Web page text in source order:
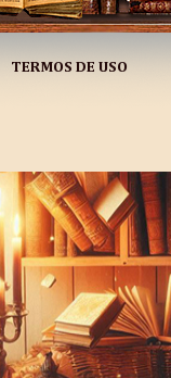
TERMOS DE USO